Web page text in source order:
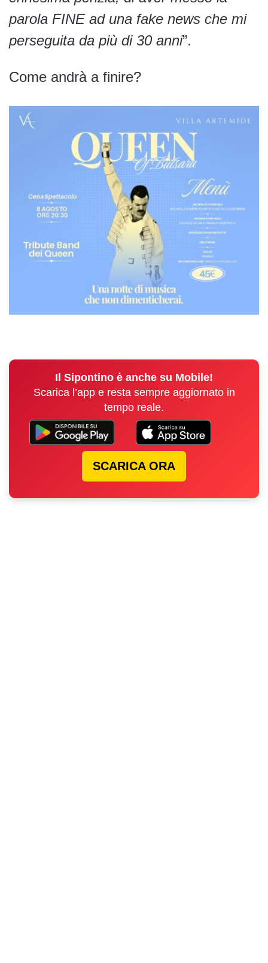
parola FINE ad una fake news che mi
perseguita da più di 30 anni”.
Come andrà a finire?
Il Sipontino è anche su Mobile!
Scarica l’app e resta sempre aggiornato in
tempo reale.
SCARICA ORA